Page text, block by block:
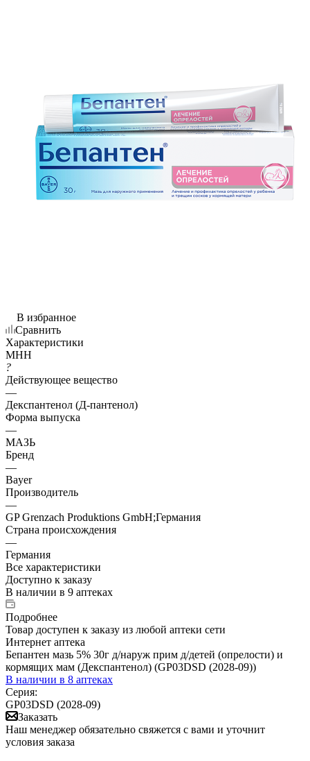
В избранное
Сравнить
Характеристики
МНН
?
Действующее вещество
—
Декспантенол (Д-пантенол)
Форма выпуска
—
МАЗЬ
Бренд
—
Bayer
Производитель
—
GP Grenzach Produktions GmbH;Германия
Страна происхождения
—
Германия
Все характеристики
Доступно к заказу
В наличии в 9 аптеках
Подробнее
Товар доступен к заказу из любой аптеки сети
Интернет аптека
Бепантен мазь 5% 30г д/наруж прим д/детей (опрелости) и
кормящих мам (Декспантенол) (GP03DSD (2028-09))
В наличии в 8 аптеках
Серия:
GP03DSD (2028-09)
Заказать
Наш менеджер обязательно свяжется с вами и уточнит
условия заказа